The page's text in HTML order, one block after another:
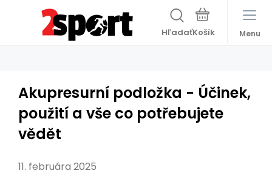
Hľadať Menu
Akupresurní podložka - Účinek,
použití a vše co potřebujete
vědět
11. februára 2025